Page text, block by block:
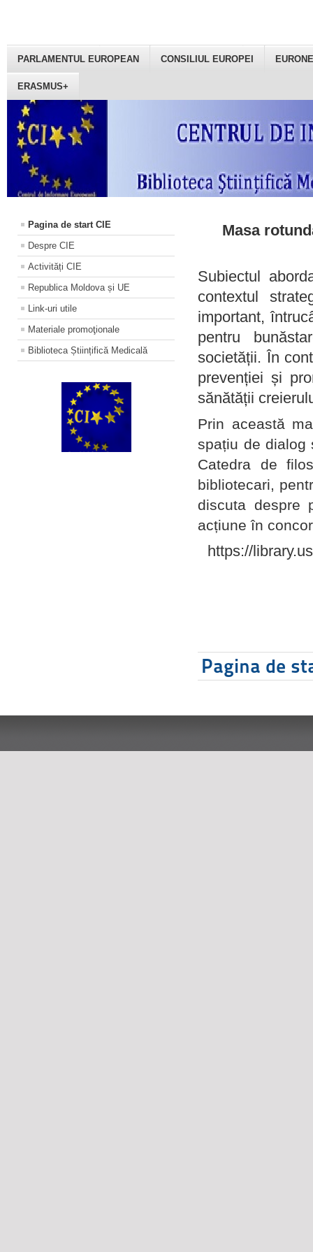
PARLAMENTUL EUROPEAN CONSILIUL EUROPEI
ERASMUS+
Pagina de start CIE
Despre CIE
Activități CIE
Republica Moldova și UE
Link-uri utile
Materiale promoţionale
Biblioteca Științifică Medicală
Masa
Subiectul
contextul
important,
pentru
societății. În
prevenției și
sănătății
Prin această
spațiu de dialog
Catedra de
bibliotecari,
discuta despre
acțiune în
https://
Pagina de